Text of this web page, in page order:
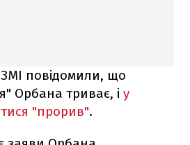
ЗМІ повідомили, що
Орбана триває, і у
"прорив".